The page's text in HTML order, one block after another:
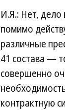
И.Я.: Нет, дело
помимо
различные
41 состава —
совершенно
контрактную